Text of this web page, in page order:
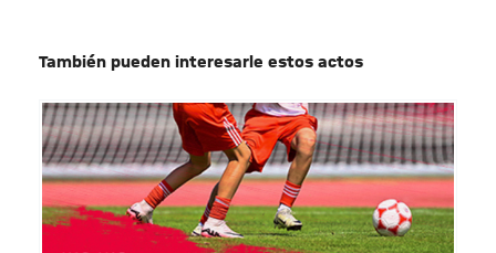
También pueden interesarle estos actos